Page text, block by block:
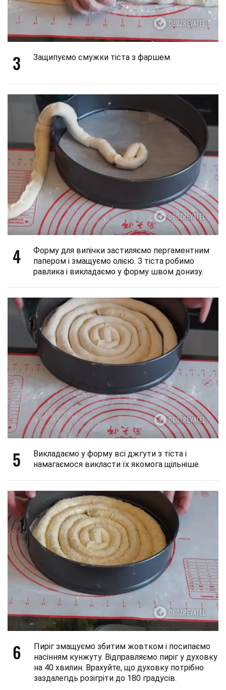
3 Защипуємо смужки тіста з фаршем.
4
Форму для випічки застиляємо пергаментним
папером і змащуємо олією. З тіста робимо
равлика і викладаємо у форму швом донизу.
5
Викладаємо у форму всі джгути з тіста і
намагаємося викласти їх якомога щільніше.
6
Пиріг змащуємо збитим жовтком і посипаємо
насінням кунжуту. Відправляємо пиріг у духовку
на 40 хвилин. Врахуйте, що духовку потрібно
заздалегідь розігріти до 180 градусів.